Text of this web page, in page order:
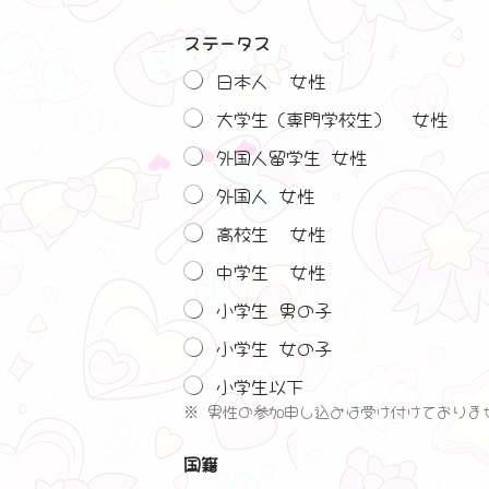
ステータス
日本人 女性
大学生（専門学校生） 女性
外国人留学生 女性
外国人 女性
高校生 女性
中学生 女性
小学生 男の子
小学生 女の子
小学生以下
※ 男性の参加申し込みは受け付けておりま
国籍